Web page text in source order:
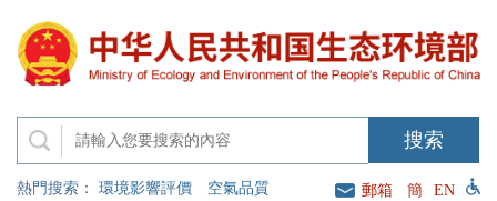
熱門搜索： 環境影響評價 空氣品質 郵箱 簡 EN